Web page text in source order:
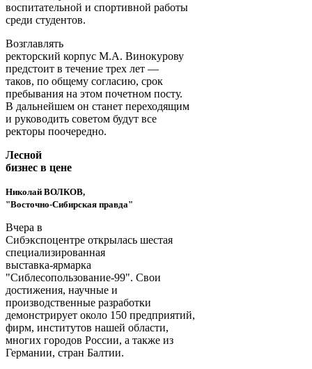
воспитательной и спортивной работы
среди студентов.
Возглавлять
ректорский корпус М.А. Винокурову
предстоит в течение трех лет —
таков, по общему согласию, срок
пребывания на этом почетном посту.
В дальнейшем он станет переходящим
и руководить советом будут все
ректоры поочередно.
Лесной
бизнес в цене
Николай ВОЛКОВ,
"Восточно-Сибирская правда"
Вчера в
Сибэкспоцентре открылась шестая
специализированная
выставка-ярмарка
"Сиблесопользование-99". Свои
достижения, научные и
производственные разработки
демонстрирует около 150 предприятий,
фирм, институтов нашей области,
многих городов России, а также из
Германии, стран Балтии.